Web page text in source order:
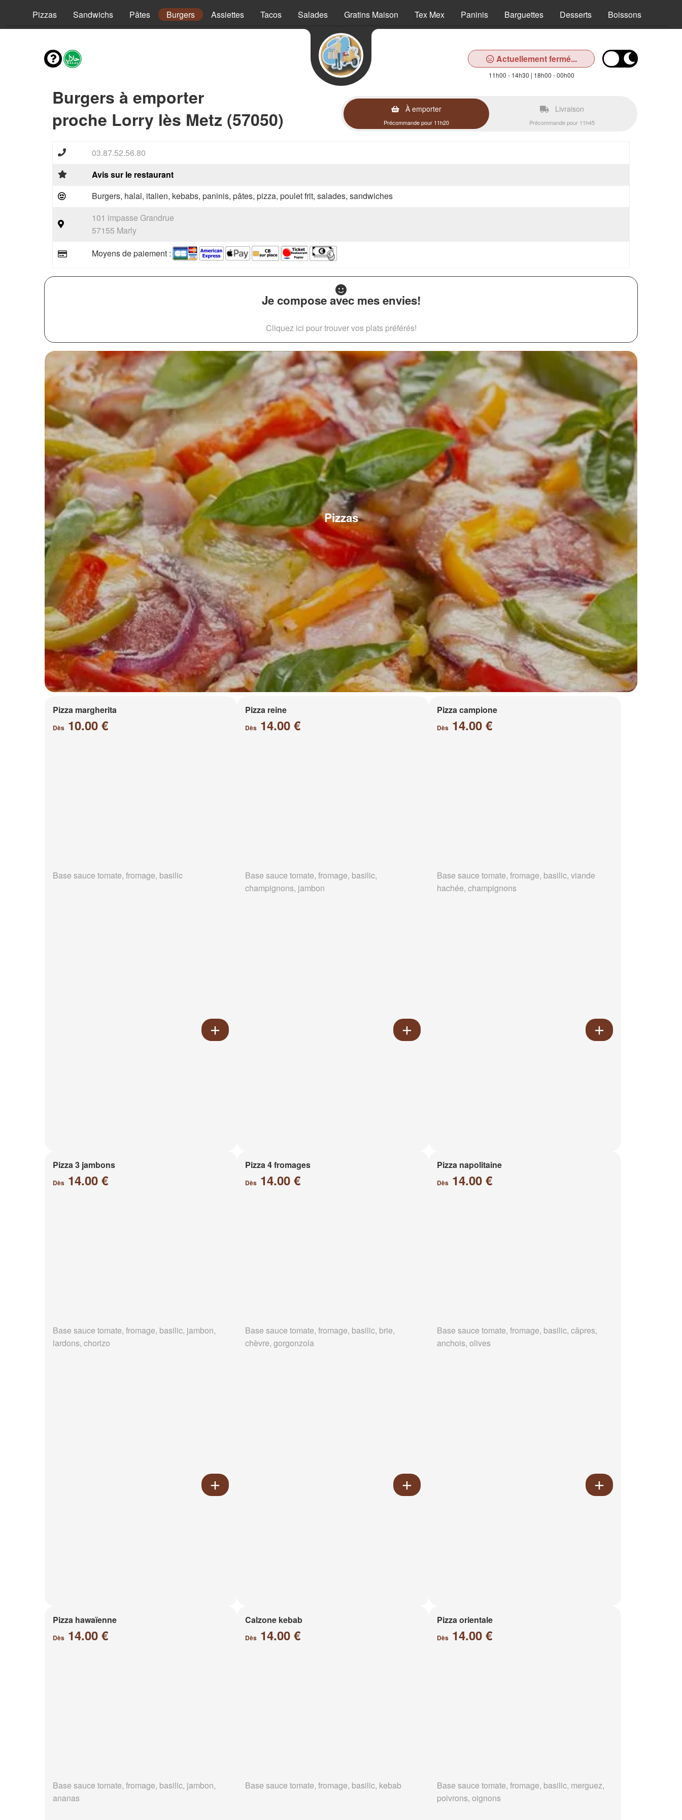
Pizzas Sandwichs Pâtes Burgers Assiettes Tacos Salades Gratins Maison Tex Mex Paninis Barguettes Desserts Boissons
Actuellement fermé...
11h00 - 14h30 | 18h00 - 00h00
Burgers à emporter
proche Lorry lès Metz (57050)
À emporter
Précommande pour 11h20
Livraison
Précommande pour 11h45
03.87.52.56.80
Avis sur le restaurant
Burgers, halal, italien, kebabs, paninis, pâtes, pizza, poulet frit, salades, sandwiches
101 impasse Grandrue
57155 Marly
Moyens de paiement :
Je compose avec mes envies!
Cliquez ici pour trouver vos plats préférés!
Pizzas
Pizza margherita
Dès 10.00 €
Base sauce tomate, fromage, basilic
Pizza reine
Dès14.00 €
Base sauce tomate, fromage, basilic,
champignons, jambon
Pizza campione
Dès 14.00 €
Base sauce tomate, fromage, basilic, viande
hachée, champignons
Pizza 3 jambons
Dès 14.00 €
Base sauce tomate, fromage, basilic, jambon,
lardons, chorizo
Pizza 4 fromages
Dès14.00 €
Base sauce tomate, fromage, basilic, brie,
chèvre, gorgonzola
Pizza napolitaine
Dès 14.00 €
Base sauce tomate, fromage, basilic, câpres,
anchois, olives
Pizza hawaïenne
Dès 14.00 €
Base sauce tomate, fromage, basilic, jambon,
ananas
Calzone kebab
Dès14.00 €
Base sauce tomate, fromage, basilic, kebab
Pizza orientale
Dès 14.00 €
Base sauce tomate, fromage, basilic, merguez,
poivrons, oignons